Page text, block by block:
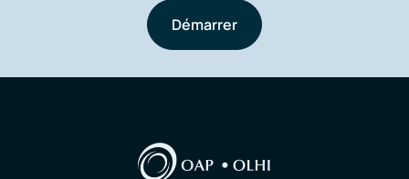
Démarrer